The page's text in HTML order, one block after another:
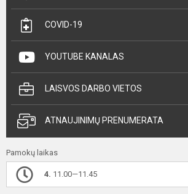
COVID-19
YOUTUBE KANALAS
LAISVOS DARBO VIETOS
ATNAUJINIMŲ PRENUMERATA
Pamokų laikas
4. 11.00—11.45